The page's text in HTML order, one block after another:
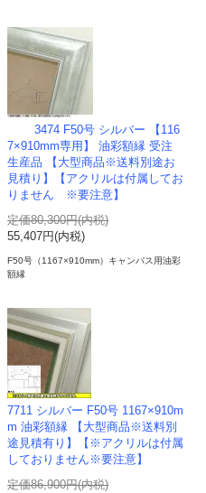
3474 F50号 シルバー 【116
7×910mm専用】 油彩額縁 受注
生産品 【大型商品※送料別途お
見積り】【アクリルは付属してお
りません ※要注意】
定価80,300円(内税)
55,407円(内税)
F50号（1167×910mm）キャンバス用油彩
額縁
7711 シルバー F50号 1167×910m
m 油彩額縁 【大型商品※送料別
途見積有り】【※アクリルは付属
しておりません※要注意】
定価86,900円(内税)